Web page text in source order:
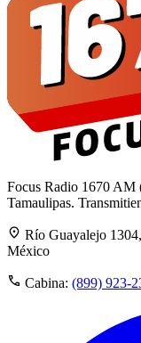
Focus Radio 1670
Tamaulipas.
Río Guayalejo
México
Cabina: (899) 923-